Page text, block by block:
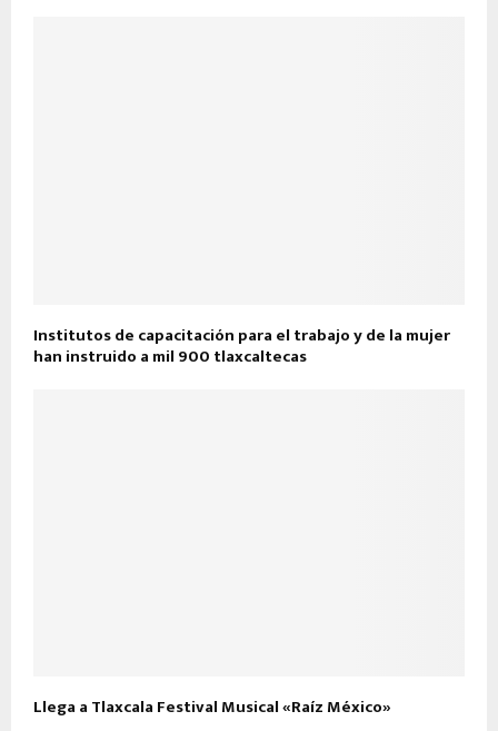
Institutos de capacitación para el trabajo y de la mujer
han instruido a mil 900 tlaxcaltecas
Llega a Tlaxcala Festival Musical «Raíz México»